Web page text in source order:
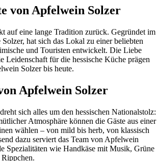
von Apfelwein Solzer
auf eine lange Tradition zurück. Gegründet im
hat sich das Lokal zu einer beliebten
und Touristen entwickelt. Die Liebe
Leidenschaft für die hessische Küche prägen
Solzer bis heute.
Apfelwein Solzer
sich alles um den hessischen Nationalstolz:
Atmosphäre können die Gäste aus einer
wählen – von mild bis herb, von klassisch
dazu serviert das Team von Apfelwein
Spezialitäten wie Handkäse mit Musik, Grüne